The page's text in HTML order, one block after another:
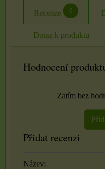
Recenze 0
Dotaz k produktu
Hodnocení
Zatím bez
Přidat recenzi
Název: